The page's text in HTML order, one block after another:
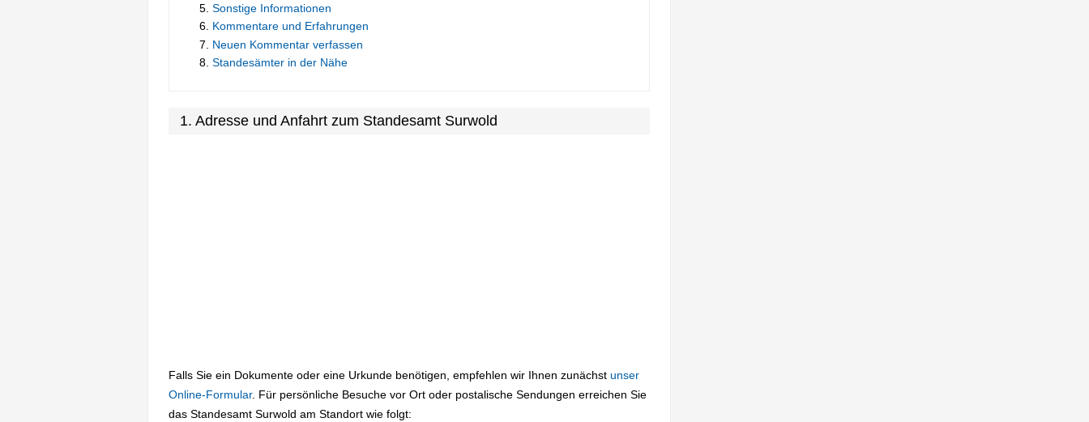
Sonstige Informationen
Kommentare und Erfahrungen
Neuen Kommentar verfassen
Standesämter in der Nähe
1. Adresse und Anfahrt zum Standesamt Surwold
Falls Sie ein Dokumente oder eine Urkunde benötigen, empfehlen wir Ihnen zunächst unser
Online-Formular. Für persönliche Besuche vor Ort oder postalische Sendungen erreichen Sie
das Standesamt Surwold am Standort wie folgt: